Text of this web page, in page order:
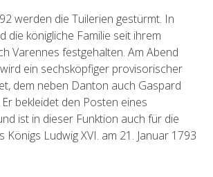
werden die Tuilerien gestürmt. In
die königliche Familie seit ihrem
Varennes festgehalten. Am Abend
ein sechsköpfiger provisorischer
dem neben Danton auch Gaspard
bekleidet den Posten eines
ist in dieser Funktion auch für die
Königs Ludwig XVI. am 21. Januar 1793